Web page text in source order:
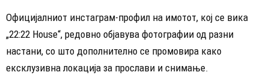
Официјалниот инстаграм-профил на имотот, кој се вика
„22:22 House“, редовно објавува фотографии од разни
настани, со што дополнително се промовира како
ексклузивна локација за прослави и снимање.